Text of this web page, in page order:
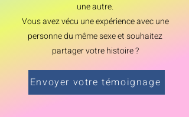
une autre.
Vous avez vécu une expérience avec une
personne du même sexe et souhaitez
partager votre histoire ?
Envoyer votre témoignage